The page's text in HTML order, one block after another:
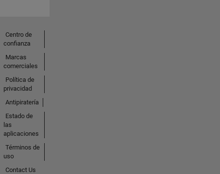
Centro de
confianza
Marcas
comerciales
Política de
privacidad
Antipiratería
Estado de
las
aplicaciones
Términos de
uso
Contact Us